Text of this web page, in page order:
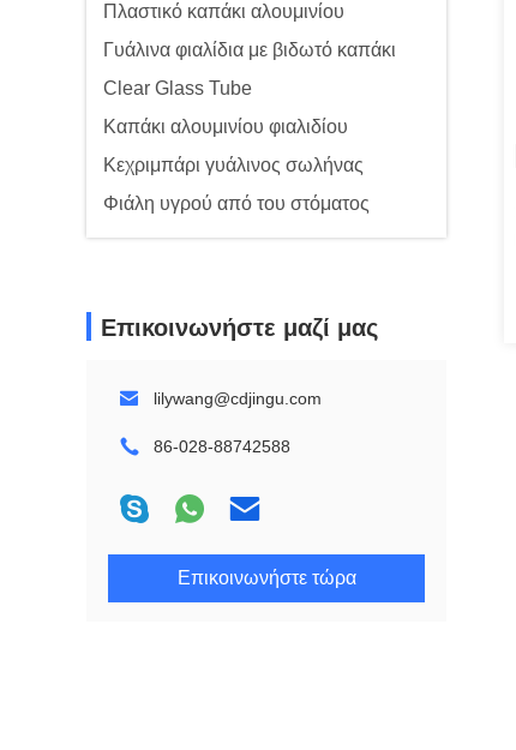
Πλαστικό καπάκι αλουμινίου
Γυάλινα φιαλίδια με βιδωτό καπάκι
Clear Glass Tube
Καπάκι αλουμινίου φιαλιδίου
Κεχριμπάρι γυάλινος σωλήνας
Φιάλη υγρού από του στόματος
Επικοινωνήστε μαζί μας
lilywang@cdjingu.com
86-028-88742588
Επικοινωνήστε τώρα